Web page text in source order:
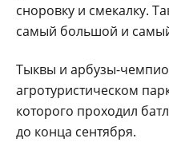
сноровку и смекалку.
самый большой и
Тыквы и арбузы-
агротуристическом
которого проходил
до конца сентября.